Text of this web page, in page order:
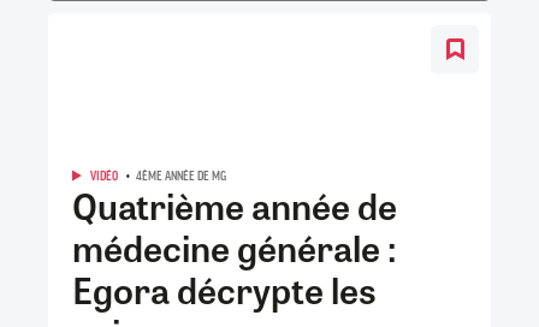
VIDÉO 4ÈME ANNÉE DE MG
Quatrième année de
médecine générale :
Egora décrypte les